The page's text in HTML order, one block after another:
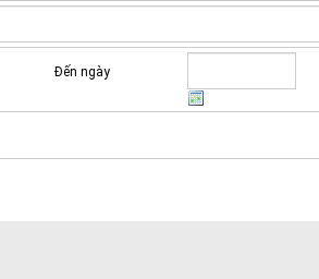
Đến ngày